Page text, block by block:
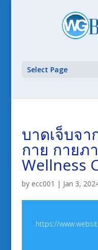
Select Page
บาดเจ็บจา
กาย กายภ
Wellness
by ecc001 | Jan 3,
https://